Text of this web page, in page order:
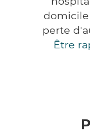
perte
Être